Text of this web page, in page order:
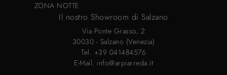
ZONA NOTTE
Il nostro Showroom di Salzano
Via Ponte Grasso, 2
30030 - Salzano (Venezia)
Tel. +39 041484576
E-Mail. info@arpiarreda.it